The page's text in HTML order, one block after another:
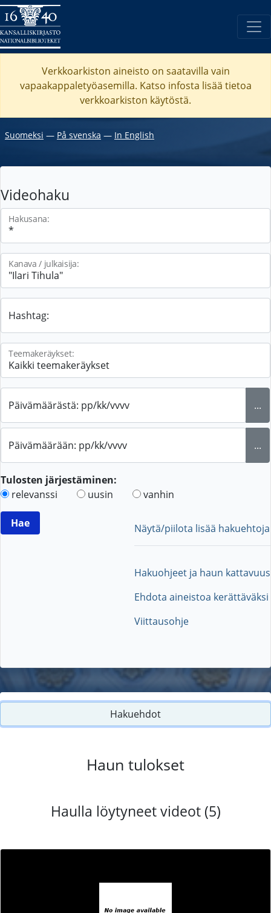
Verkkoarkiston aineisto on saatavilla vain
vapaakappaletyöasemilla. Katso infosta lisää tietoa
verkkoarkiston käytöstä.
Suomeksi ― På svenska ― In English
Videohaku
Hakusana:
Kanava / julkaisija:
Hashtag:
Teemakeräykset:
Päivämäärästä: pp/kk/vvvv ...
Päivämäärään: pp/kk/vvvv ...
Tulosten järjestäminen:
relevanssi
uusin vanhin
Näytä/piilota lisää hakuehtoja
Hakuohjeet ja haun kattavuus
Ehdota aineistoa kerättäväksi
Viittausohje
Hakuehdot
Haun tulokset
Haulla löytyneet videot (5)